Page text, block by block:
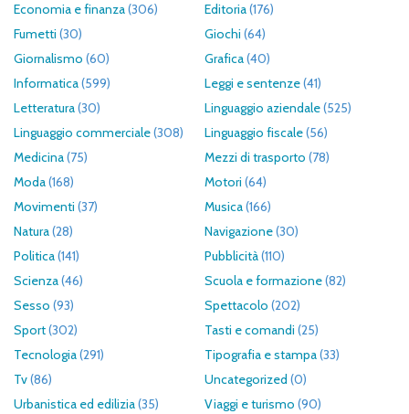
Economia e finanza(306) Editoria(176)
Fumetti (30) Giochi (64)
Giornalismo (60) Grafica(40)
Informatica(599) Leggi e sentenze(41)
Letteratura(30) Linguaggio aziendale(525)
Linguaggio commerciale(308) Linguaggio fiscale(56)
Medicina(75) Mezzi di trasporto (78)
Moda(168) Motori (64)
Movimenti (37) Musica(166)
Natura(28) Navigazione(30)
Politica(141) Pubblicità(110)
Scienza(46) Scuola e formazione(82)
Sesso (93) Spettacolo (202)
Sport(302) Tasti e comandi (25)
Tecnologia(291) Tipografia e stampa(33)
Tv(86) Uncategorized (0)
Urbanistica ed edilizia(35) Viaggi e turismo (90)